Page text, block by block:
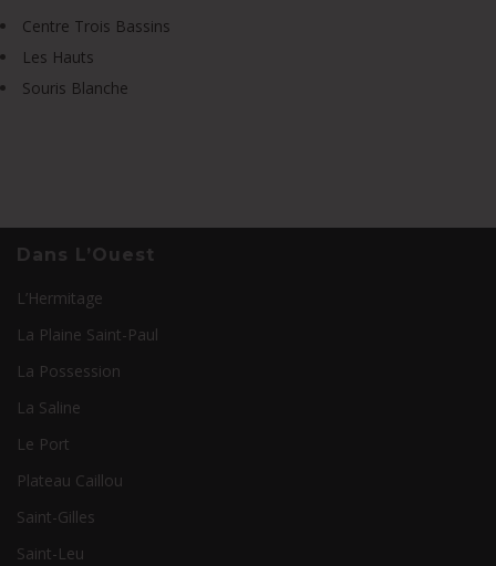
Centre Trois Bassins
Les Hauts
Souris Blanche
Dans L’Ouest
L’Hermitage
La Plaine Saint-Paul
La Possession
La Saline
Le Port
Plateau Caillou
Saint-Gilles
Saint-Leu